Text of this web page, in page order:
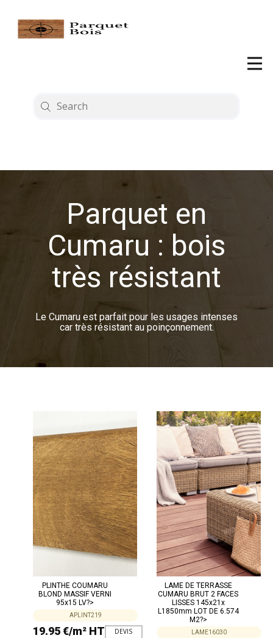
Parquet en
Cumaru : bois
très résistant
Le Cumaru est parfait pour les usages intenses
car très résistant au poinçonnement.
PLINTHE COUMARU
BLOND MASSIF VERNI
95x15 LV?>
APLINT219
19.95 €/m² HT DEVIS
LAME DE TERRASSE
CUMARU BRUT 2 FACES
LISSES 145x21x
L1850mm LOT DE 6.574
M2?>
LAME16030